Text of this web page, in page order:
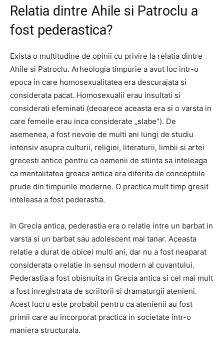
Relatia dintre Ahile si Patroclu a
fost pederastica?
Exista o multitudine de opinii cu privire la relatia dintre
Ahile si Patroclu. Arheologia timpurie a avut loc intr-o
epoca in care homosexualitatea era descurajata si
considerata pacat. Homosexualii erau insultati si
considerati efeminati (deoarece aceasta era si o varsta in
care femeile erau inca considerate „slabe”). De
asemenea, a fost nevoie de multi ani lungi de studiu
intensiv asupra culturii, religiei, literaturii, limbii si artei
grecesti antice pentru ca oamenii de stiinta sa inteleaga
ca mentalitatea greaca antica era diferita de conceptiile
prude din timpurile moderne. O practica mult timp gresit
inteleasa a fost pederastia.
In Grecia antica, pederastia era o relatie intre un barbat in
varsta si un barbat sau adolescent mai tanar. Aceasta
relatie a durat de obicei multi ani, dar nu a fost neaparat
considerata o relatie in sensul modern al cuvantului.
Pederastia a fost obisnuita in Grecia antica si cel mai mult
a fost inregistrata de scriitorii si dramaturgii atenieni.
Acest lucru este probabil pentru ca atenienii au fost
primii care au incorporat practica in societate intr-o
maniera structurala.